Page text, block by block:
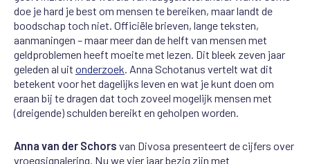
doe je hard je best om mensen te bereiken, maar landt de
boodschap toch niet. Officiële brieven, lange teksten,
aanmaningen – maar meer dan de helft van mensen met
geldproblemen heeft moeite met lezen. Dit bleek zeven jaar
geleden al uit onderzoek. Anna Schotanus vertelt wat dit
betekent voor het dagelijks leven en wat je kunt doen om
eraan bij te dragen dat toch zoveel mogelijk mensen met
(dreigende) schulden bereikt en geholpen worden.
Anna van der Schors van Divosa presenteert de cijfers over
vroegsignalering. Nu we vier jaar bezig zijn met